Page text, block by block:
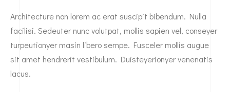
Architecture non lorem ac erat suscipit bibendum. Nulla
facilisi. Sedeuter nunc volutpat, mollis sapien vel, conseyer
turpeutionyer masin libero sempe. Fusceler mollis augue
sit amet hendrerit vestibulum. Duisteyerionyer venenatis
lacus.